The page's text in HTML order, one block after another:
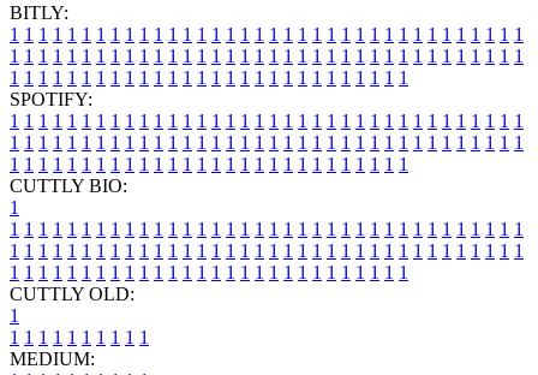
BITLY:
1 1 1 1 1 1 1 1 1 1 1 1 1 1 1 1 1 1 1 1 1 1 1 1 1 1 1 1 1 1 1 1 1 1 1 1
1 1 1 1 1 1 1 1 1 1 1 1 1 1 1 1 1 1 1 1 1 1 1 1 1 1 1 1 1 1 1 1 1 1 1 1
1 1 1 1 1 1 1 1 1 1 1 1 1 1 1 1 1 1 1 1 1 1 1 1 1 1 1 1
SPOTIFY:
1 1 1 1 1 1 1 1 1 1 1 1 1 1 1 1 1 1 1 1 1 1 1 1 1 1 1 1 1 1 1 1 1 1 1 1
1 1 1 1 1 1 1 1 1 1 1 1 1 1 1 1 1 1 1 1 1 1 1 1 1 1 1 1 1 1 1 1 1 1 1 1
1 1 1 1 1 1 1 1 1 1 1 1 1 1 1 1 1 1 1 1 1 1 1 1 1 1 1 1
CUTTLY BIO:
1
1 1 1 1 1 1 1 1 1 1 1 1 1 1 1 1 1 1 1 1 1 1 1 1 1 1 1 1 1 1 1 1 1 1 1 1
1 1 1 1 1 1 1 1 1 1 1 1 1 1 1 1 1 1 1 1 1 1 1 1 1 1 1 1 1 1 1 1 1 1 1 1
1 1 1 1 1 1 1 1 1 1 1 1 1 1 1 1 1 1 1 1 1 1 1 1 1 1 1 1
CUTTLY OLD:
1
1 1 1 1 1 1 1 1 1 1
MEDIUM: